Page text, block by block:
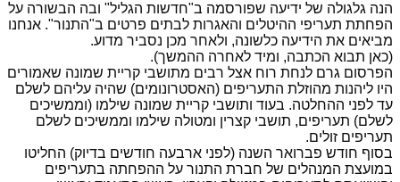
הנה גלגולה של ידיעה שפורסמה ב"חדשות הגליל" ובה הבשורה על
הפחתת תעריפי ההיטלים והאגרות לבתים פרטים ב"התנור". אנחנו
מביאים את הידיעה כלשונה, ולאחר מכן נסביר מדוע.
(כאן תבוא הכתבה, ומיד לאחרה ההמשך).
הפרסום גרם לנחת רוח אצל רבים מתושבי קריית שמונה שאמורים
היו ליהנות מהוזלת התעריפים (האסטרונומים) שהיה עליהם לשלם
עד לפני ההחלטה. בעוד ותושבי קריית שמונה שילמו (וממשיכים
לשלם) תעריפים, תושבי קצרין ומטולה שילמו וממשיכים לשלם
תעריפים זולים.
בסוף חודש פברואר השנה (לפני ארבעה חודשים בדיוק) החליטו
במועצת המנהלים של חברת התנור על ההפחתה בתעריפים